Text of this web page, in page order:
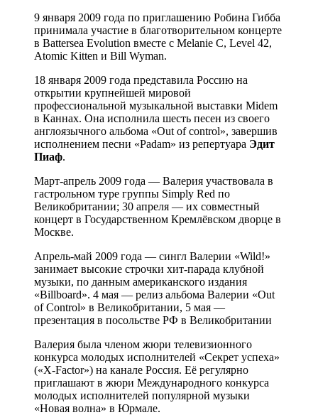
9 января 2009 года по приглашению Робина Гибба
принимала участие в благотворительном концерте
в Battersea Evolution вместе с Melanie C, Level 42,
Atomic Kitten и Bill Wyman.
18 января 2009 года представила Россию на
открытии крупнейшей мировой
профессиональной музыкальной выставки Midem
в Каннах. Она исполнила шесть песен из своего
англоязычного альбома «Out of control», завершив
исполнением песни «Padam» из репертуара Эдит
Пиаф.
Март-апрель 2009 года — Валерия участвовала в
гастрольном туре группы Simply Red по
Великобритании; 30 апреля — их совместный
концерт в Государственном Кремлёвском дворце в
Москве.
Апрель-май 2009 года — сингл Валерии «Wild!»
занимает высокие строчки хит-парада клубной
музыки, по данным американского издания
«Billboard». 4 мая — релиз альбома Валерии «Out
of Control» в Великобритании, 5 мая —
презентация в посольстве РФ в Великобритании
Валерия была членом жюри телевизионного
конкурса молодых исполнителей «Секрет успеха»
(«X-Factor») на канале Россия. Её регулярно
приглашают в жюри Международного конкурса
молодых исполнителей популярной музыки
«Новая волна» в Юрмале.